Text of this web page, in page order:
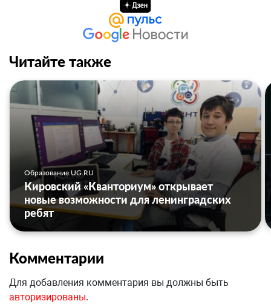
Читайте также
Образование UG.RU
Кировский «Кванториум» открывает
новые возможности для ленинградских
ребят
Комментарии
Для добавления комментария вы должны быть
авторизированы.